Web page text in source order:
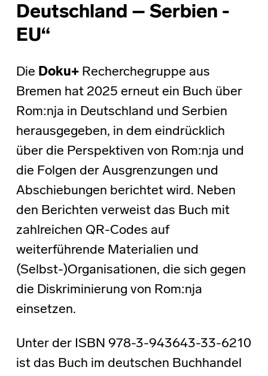
Deutschland – Serbien -
EU“
Die Doku+ Recherchegruppe aus
Bremen hat 2025 erneut ein Buch über
Rom:nja in Deutschland und Serbien
herausgegeben, in dem eindrücklich
über die Perspektiven von Rom:nja und
die Folgen der Ausgrenzungen und
Abschiebungen berichtet wird. Neben
den Berichten verweist das Buch mit
zahlreichen QR-Codes auf
weiterführende Materialien und
(Selbst-)Organisationen, die sich gegen
die Diskriminierung von Rom:nja
einsetzen.
Unter der ISBN 978-3-943643-33-6210
ist das Buch im deutschen Buchhandel